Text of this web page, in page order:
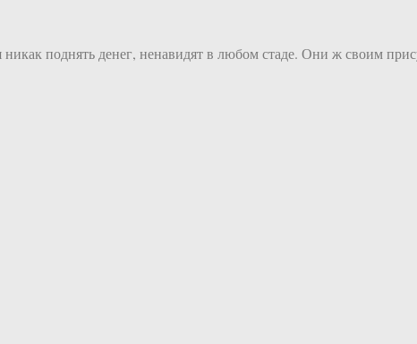
поднять денег, ненавидят в любом стаде. Они ж своим